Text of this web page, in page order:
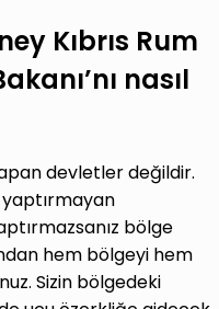
Kıbrıs Rum
nasıl
devletler değildir.
bölge
hem bölgeyi hem
Sizin bölgedeki